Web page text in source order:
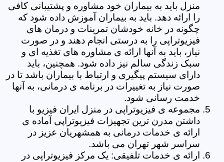
منزل باید به بیماران خود مشاوره و پشتیبانی کافی
را ارائه دهد. باید به بیماران آموزش داده شود که
چگونه در خانه خودشان تمرینات و درمان های
فیزیوتراپی را به درستی انجام دهند و در صورت
نیاز، باید به آنها ارائه ی مشاوره های تغذیه ای و
سبک زندگی سالم نیز داده شود. همچنین، باید
دارای سیستم پیگیری و ارتباط با بیماران باشد تا در
صورت نیاز به تغییرات در برنامه ی درمانی، به آنها
خدمت رسانی شود.
مجموعه ی فیزیوتراپی در منزل ایران فیزیو با
داشتن مدرن ترین تجهیزات فیزیوتراپی آماده ی
ارائه ی خدمات درمانی به همشهریان عزیز در
سراسر شهر تهران می باشد.
ارائه ی خدمات تلفیقی: یک مرکز فیزیوتراپی در